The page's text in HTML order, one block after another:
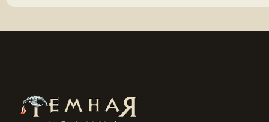
ash-radiates-confidence-in-the-new-poster-for-ash-vs-evil-dead.webp